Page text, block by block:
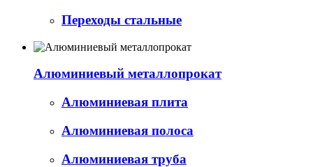
Переходы стальные
Алюминиевый металлопрокат
Алюминиевая плита
Алюминиевая полоса
Алюминиевая труба